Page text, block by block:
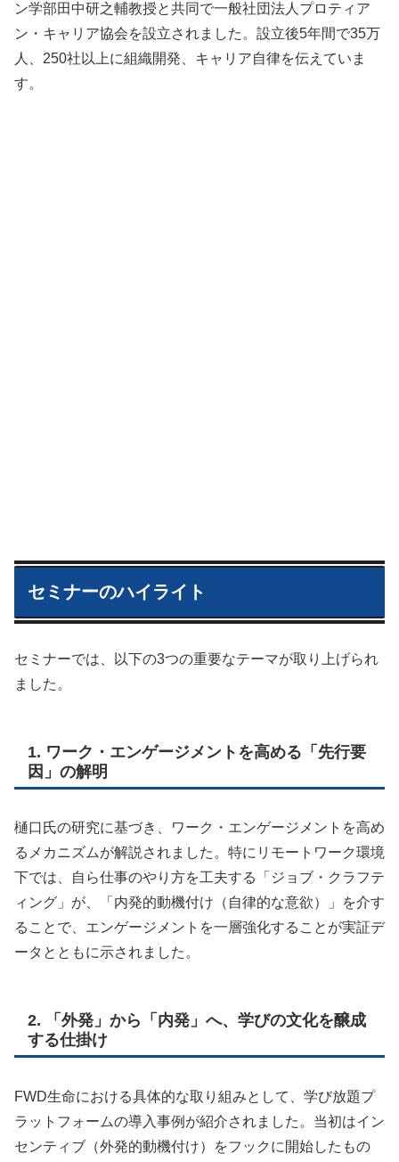
ン学部田中研之輔教授と共同で一般社団法人プロティア
ン・キャリア協会を設立されました。設立後5年間で35万
人、250社以上に組織開発、キャリア自律を伝えていま
す。
セミナーのハイライト
セミナーでは、以下の3つの重要なテーマが取り上げられ
ました。
1. ワーク・エンゲージメントを高める「先行要
因」の解明
樋口氏の研究に基づき、ワーク・エンゲージメントを高め
るメカニズムが解説されました。特にリモートワーク環境
下では、自ら仕事のやり方を工夫する「ジョブ・クラフテ
ィング」が、「内発的動機付け（自律的な意欲）」を介す
ることで、エンゲージメントを一層強化することが実証デ
ータとともに示されました。
2. 「外発」から「内発」へ、学びの文化を醸成
する仕掛け
FWD生命における具体的な取り組みとして、学び放題プ
ラットフォームの導入事例が紹介されました。当初はイン
センティブ（外発的動機付け）をフックに開始したもの